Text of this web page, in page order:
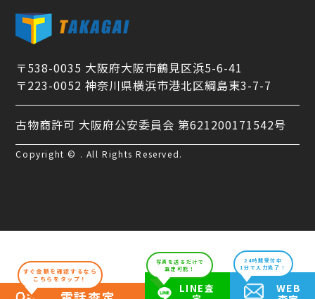
〒538-0035 大阪府大阪市鶴見区浜5-6-41
〒223-0052 神奈川県横浜市港北区綱島東3-7-7
古物商許可 大阪府公安委員会 第621200171542号
Copyright © . All Rights Reserved.
すぐ金額を確認するなら
こちらをタップ！
写真を送るだけで
査定可能！
LINE査
24時間受付中
1分で入力完了！
WEB